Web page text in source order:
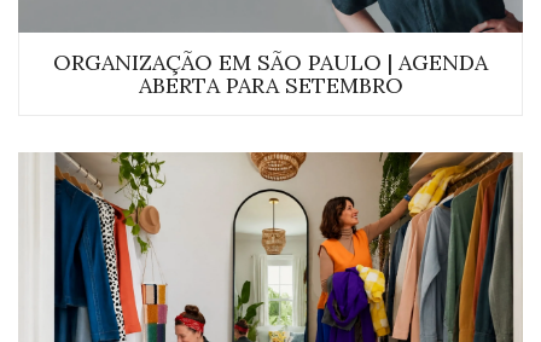
ORGANIZAÇÃO EM SÃO PAULO | AGENDA
ABERTA PARA SETEMBRO